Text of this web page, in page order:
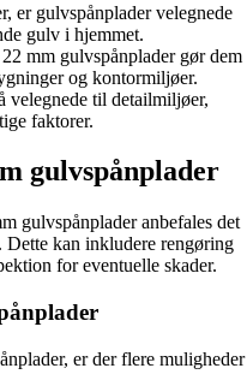
er gulvspånplader velegnede
gulv i hjemmet.
mm gulvspånplader gør dem
og kontormiljøer.
velegnede til detailmiljøer,
faktorer.
gulvspånplader
gulvspånplader anbefales det
kan inkludere rengøring
for eventuelle skader.
er der flere muligheder